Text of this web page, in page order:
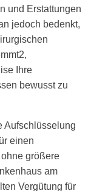
und Erstattungen
jedoch bedenkt,
Ihre
bewusst zu
Aufschlüsselung
einen
größere
am
Vergütung für